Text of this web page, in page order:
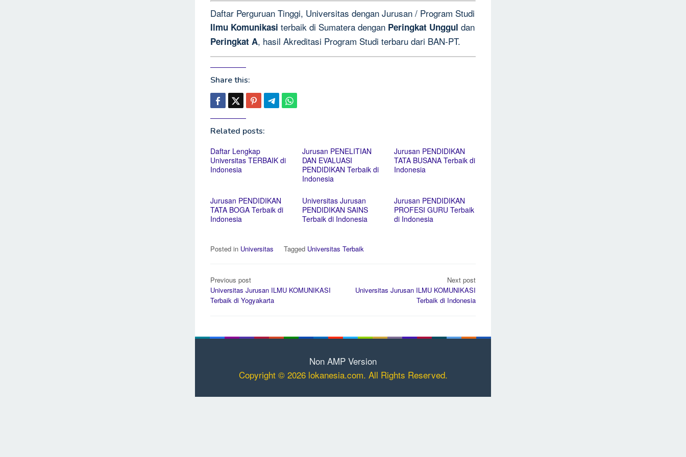
Daftar Perguruan Tinggi, Universitas dengan Jurusan / Program Studi
Ilmu Komunikasi terbaik di Sumatera dengan Peringkat Unggul dan
Peringkat A, hasil Akreditasi Program Studi terbaru dari BAN-PT.
Share this:
Related posts:
Daftar Lengkap
Universitas TERBAIK di
Indonesia
Jurusan PENELITIAN
DAN EVALUASI
PENDIDIKAN Terbaik di
Indonesia
Jurusan PENDIDIKAN
TATA BUSANA Terbaik di
Indonesia
Jurusan PENDIDIKAN
TATA BOGA Terbaik di
Indonesia
Universitas Jurusan
PENDIDIKAN SAINS
Terbaik di Indonesia
Jurusan PENDIDIKAN
PROFESI GURU Terbaik
di Indonesia
Posted in Universitas Tagged Universitas Terbaik
Post
navigation
Previous post
Universitas Jurusan ILMU KOMUNIKASI
Terbaik di Yogyakarta
Next post
Universitas Jurusan ILMU KOMUNIKASI
Terbaik di Indonesia
Non AMP Version
Copyright © 2026 lokanesia.com. All Rights Reserved.